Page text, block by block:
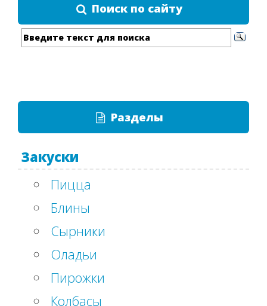
Поиск по сайту
Разделы
Закуски
Пицца
Блины
Сырники
Оладьи
Пирожки
Колбасы